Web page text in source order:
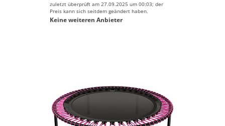
zuletzt überprüft am 27.09.2025 um 00:03; der
Preis kann sich seitdem geändert haben.
Keine weiteren Anbieter